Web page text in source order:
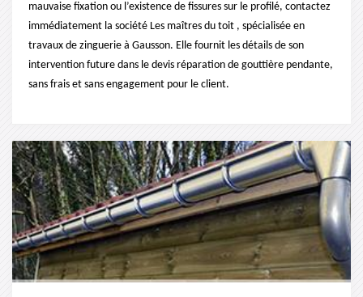
mauvaise fixation ou l’existence de fissures sur le profilé, contactez
immédiatement la société Les maîtres du toit , spécialisée en
travaux de zinguerie à Gausson. Elle fournit les détails de son
intervention future dans le devis réparation de gouttière pendante,
sans frais et sans engagement pour le client.